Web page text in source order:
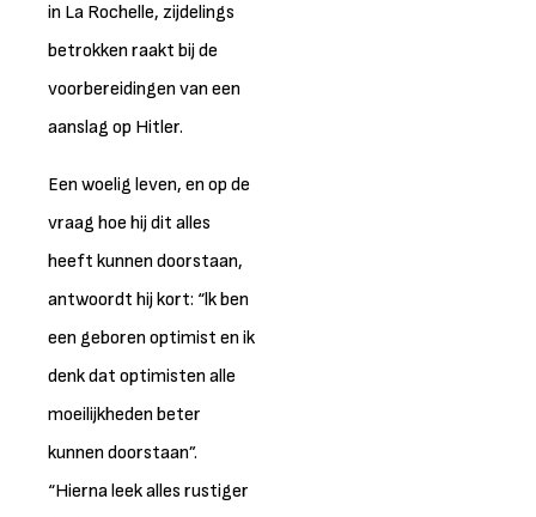
in La Rochelle, zijdelings
betrokken raakt bij de
voorbereidingen van een
aanslag op Hitler.
Een woelig leven, en op de
vraag hoe hij dit alles
heeft kunnen doorstaan,
antwoordt hij kort: “lk ben
een geboren optimist en ik
denk dat optimisten alle
moeilijkheden beter
kunnen doorstaan”.
“Hierna leek alles rustiger